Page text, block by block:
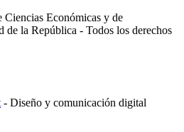
Económicas y de
la República - Todos los derechos
- Diseño y comunicación digital